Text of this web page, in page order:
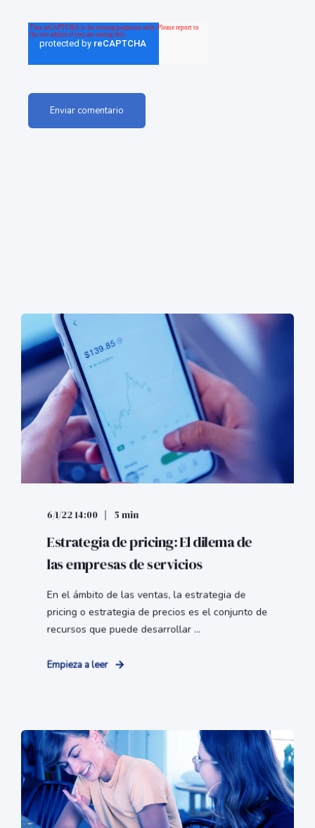
6/1/22 14:00 5 min
Estrategia de pricing: El dilema de
las empresas de servicios
En el ámbito de las ventas, la estrategia de
pricing o estrategia de precios es el conjunto de
recursos que puede desarrollar ...
Empieza a leer